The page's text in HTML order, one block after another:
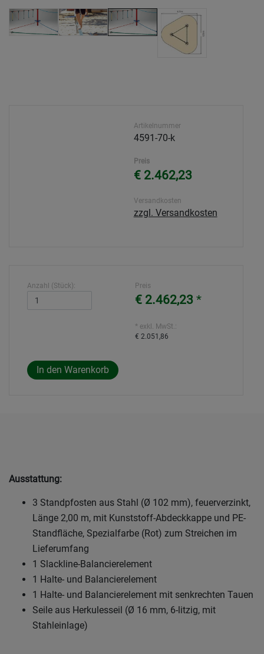
Artikelnummer
4591-70-k
Preis
€ 2.462,23
Versandkosten
zzgl. Versandkosten
Anzahl (Stück): Preis
€ 2.462,23 *
* exkl. MwSt.:
€ 2.051,86
Ausstattung:
3 Standpfosten aus Stahl (Ø 102 mm), feuerverzinkt,
Länge 2,00 m, mit Kunststoff-Abdeckkappe und PE-
Standfläche, Spezialfarbe (Rot) zum Streichen im
Lieferumfang
1 Slackline-Balancierelement
1 Halte- und Balancierelement
1 Halte- und Balancierelement mit senkrechten Tauen
Seile aus Herkulesseil (Ø 16 mm, 6-litzig, mit
Stahleinlage)